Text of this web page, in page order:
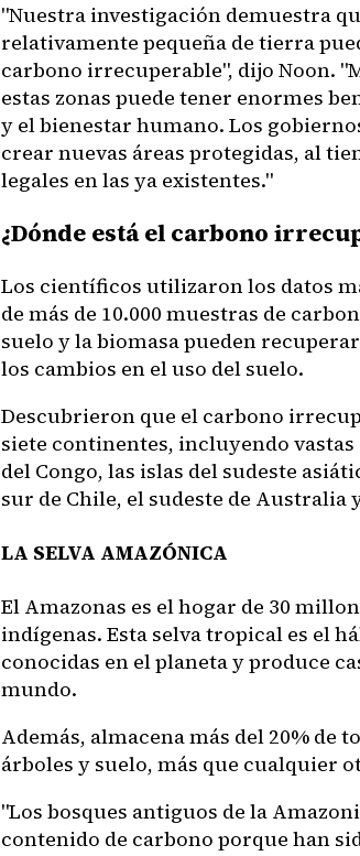
"Nuestra investigación demuestra
relativamente pequeña de tierra
carbono irrecuperable", dijo Noon.
estas zonas puede tener enormes
y el bienestar humano. Los
crear nuevas áreas protegidas, al
legales en las ya existentes."
¿Dónde está el carbono
Los científicos utilizaron los datos
de más de 10.000 muestras de
suelo y la biomasa pueden
los cambios en el uso del suelo.
Descubrieron que el carbono
siete continentes, incluyendo
del Congo, las islas del sudeste
sur de Chile, el sudeste de Australia
LA SELVA AMAZÓNICA
El Amazonas es el hogar de 30
indígenas. Esta selva tropical es el
conocidas en el planeta y produce
mundo.
Además, almacena más del 20% de
árboles y suelo, más que cualquier
"Los bosques antiguos de la
contenido de carbono porque han